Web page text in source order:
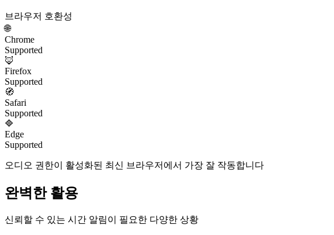
브라우저 호환성
🌐
Chrome
Supported
🦊
Firefox
Supported
🧭
Safari
Supported
🔷
Edge
Supported
오디오 권한이 활성화된 최신 브라우저에서 가장 잘 작동합니다
완벽한 활용
신뢰할 수 있는 시간 알림이 필요한 다양한 상황